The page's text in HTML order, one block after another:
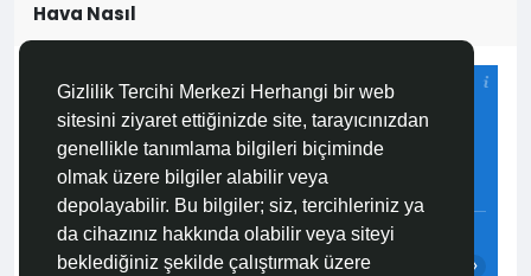
Gizlilik Tercihi Merkezi Herhangi bir web
sitesini ziyaret ettiğinizde site, tarayıcınızdan
genellikle tanımlama bilgileri biçiminde
olmak üzere bilgiler alabilir veya
depolayabilir. Bu bilgiler; siz, tercihleriniz ya
da cihazınız hakkında olabilir veya siteyi
beklediğiniz şekilde çalıştırmak üzere
Hava Nasıl
Istanbul
25°C Az Bulutlu ve Açık
3.2 m/s 92%
00:00 01:00 02:00 03:00 04:00
‹ ›